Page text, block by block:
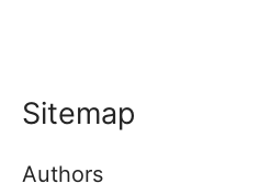
Sitemap
Authors